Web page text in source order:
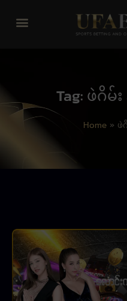
Tag: ဖဲဂိမ်
Home » ဖဲ